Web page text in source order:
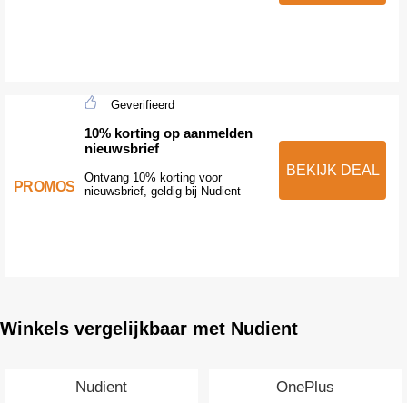
PROMOS
Geverifieerd
10% korting op aanmelden
nieuwsbrief
Ontvang 10% korting voor
nieuwsbrief, geldig bij Nudient
BEKIJK DEAL
Winkels vergelijkbaar met Nudient
Nudient OnePlus